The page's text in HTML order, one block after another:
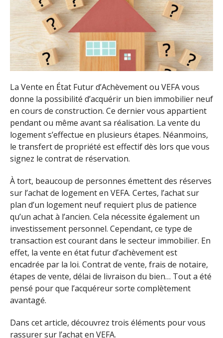
La Vente en État Futur d’Achèvement ou VEFA vous
donne la possibilité d’acquérir un bien immobilier neuf
en cours de construction. Ce dernier vous appartient
pendant ou même avant sa réalisation. La vente du
logement s’effectue en plusieurs étapes. Néanmoins,
le transfert de propriété est effectif dès lors que vous
signez le contrat de réservation.
À tort, beaucoup de personnes émettent des réserves
sur l’achat de logement en VEFA. Certes, l’achat sur
plan d’un logement neuf requiert plus de patience
qu’un achat à l’ancien. Cela nécessite également un
investissement personnel. Cependant, ce type de
transaction est courant dans le secteur immobilier. En
effet, la vente en état futur d’achèvement est
encadrée par la loi. Contrat de vente, frais de notaire,
étapes de vente, délai de livraison du bien… Tout a été
pensé pour que l’acquéreur sorte complètement
avantagé.
Dans cet article, découvrez trois éléments pour vous
rassurer sur l’achat en VEFA.